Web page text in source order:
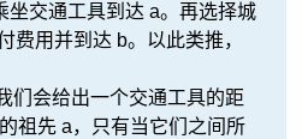
坐交通工具到达 a。再选择城
费用并到达 b。以此类推，
们会给出一个交通工具的距
祖先 a，只有当它们之间所